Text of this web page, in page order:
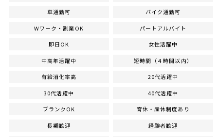
車通勤可 バイク通勤可
Wワーク・副業OK パートアルバイト
即日OK 女性活躍中
中高年活躍中 短時間（４時間以内）
有給消化率高 20代活躍中
30代活躍中 40代活躍中
ブランクOK 育休・産休制度あり
長期歓迎 経験者歓迎